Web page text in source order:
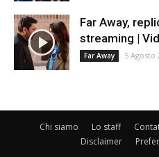
Far Away,
streaming |
Far Away 5 Agosto
Chi siamo Lo staff
Disclaimer